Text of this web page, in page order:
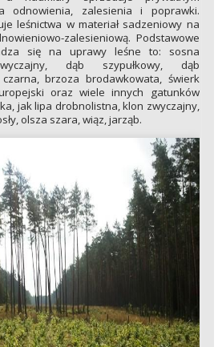
odnowienia, zalesienia i poprawki.
leśnictwa w materiał sadzeniowy na
zalesieniową. Podstawowe
się na uprawy leśne to: sosna
dąb szypułkowy, dąb
czarna, brzoza brodawkowata, świerk
oraz wiele innych gatunków
jak lipa drobnolistna, klon zwyczajny,
olsza szara, wiąz, jarząb.